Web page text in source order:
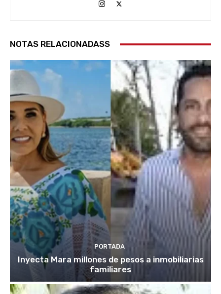
NOTAS RELACIONADASS
PORTADA
Inyecta Mara millones de pesos a inmobiliarias
familiares